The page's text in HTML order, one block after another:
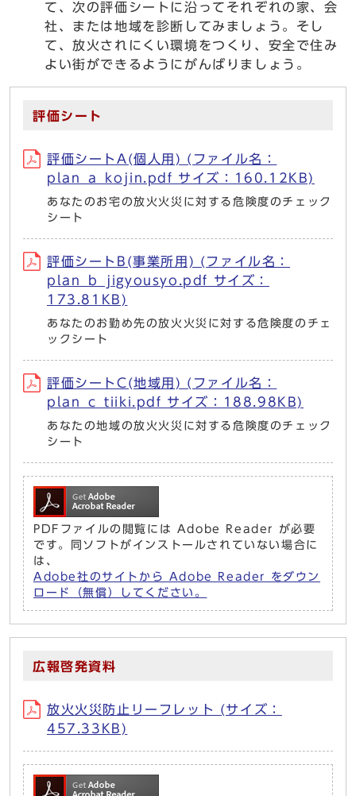
て、次の評価シートに沿ってそれぞれの家、会
社、または地域を診断してみましょう。そし
て、放火されにくい環境をつくり、安全で住み
よい街ができるようにがんばりましょう。
評価シート
評価シートA(個人用) (ファイル名：
plan_a_kojin.pdf サイズ：160.12KB)
あなたのお宅の放火火災に対する危険度のチェック
シート
評価シートB(事業所用) (ファイル名：
plan_b_jigyousyo.pdf サイズ：
173.81KB)
あなたのお勤め先の放火火災に対する危険度のチェ
ックシート
評価シートC(地域用) (ファイル名：
plan_c_tiiki.pdf サイズ：188.98KB)
あなたの地域の放火火災に対する危険度のチェック
シート
PDFファイルの閲覧には Adobe Reader が必要
です。同ソフトがインストールされていない場合に
は、
Adobe社のサイトから Adobe Reader をダウン
ロード（無償）してください。
広報啓発資料
放火火災防止リーフレット (サイズ：
457.33KB)